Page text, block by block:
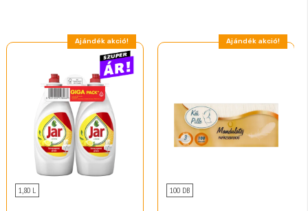
Ajándék akció!
1,80 L
Ajándék akció!
100 DB